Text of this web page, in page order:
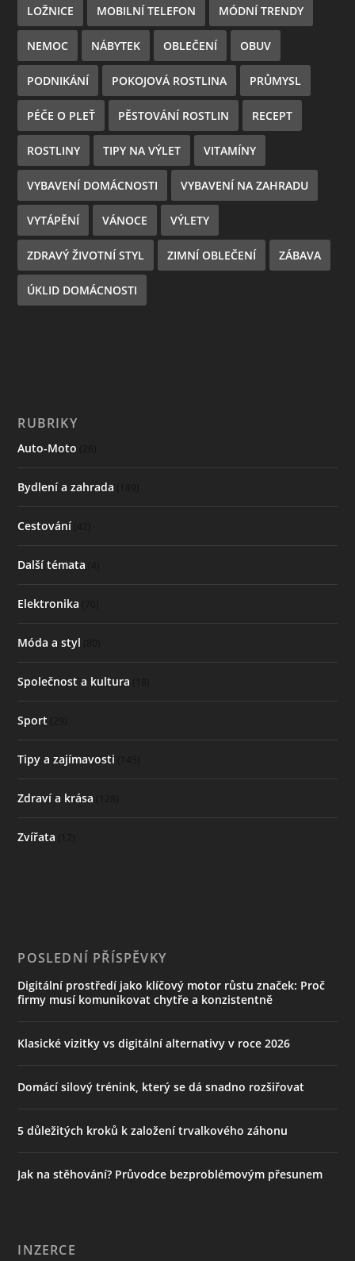
LOŽNICE MOBILNÍ TELEFON MÓDNÍ TRENDY
NEMOC NÁBYTEK OBLEČENÍ OBUV
PODNIKÁNÍ POKOJOVÁ ROSTLINA PRŮMYSL
PÉČE O PLEŤ PĚSTOVÁNÍ ROSTLIN RECEPT
ROSTLINY TIPY NA VÝLET VITAMÍNY
VYBAVENÍ DOMÁCNOSTI VYBAVENÍ NA ZAHRADU
VYTÁPĚNÍ VÁNOCE VÝLETY
ZDRAVÝ ŽIVOTNÍ STYL ZIMNÍ OBLEČENÍ ZÁBAVA
ÚKLID DOMÁCNOSTI
RUBRIKY
Auto-Moto
Bydlení a zahrada
Cestování(42)
Další témata
Elektronika
Móda a styl
Společnost a kultura
Sport
Tipy a zajímavosti
Zdraví a krása
Zvířata
POSLEDNÍ PŘÍSPĚVKY
Digitální prostředí jako klíčový motor růstu značek: Proč
firmy musí komunikovat chytře a konzistentně
Klasické vizitky vs digitální alternativy v roce 2026
Domácí silový trénink, který se dá snadno rozšiřovat
5 důležitých kroků k založení trvalkového záhonu
Jak na stěhování? Průvodce bezproblémovým přesunem
INZERCE